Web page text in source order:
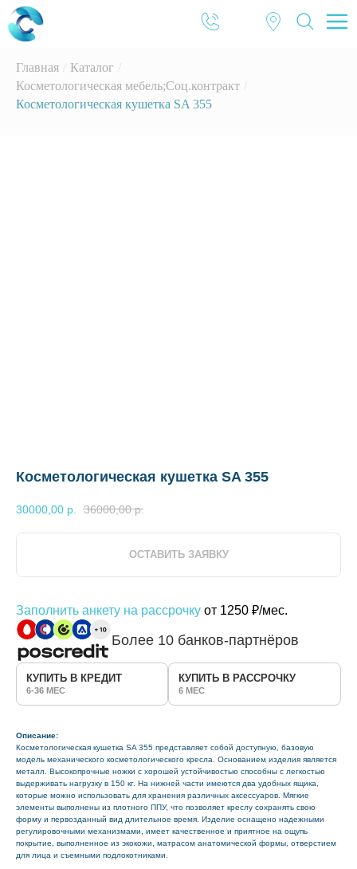
Главная Каталог
Косметологическая мебель;Соц.контракт
Косметологическая кушетка SA 355
Косметологическая кушетка SA 355
30000,00 р. 36000,00 р.
ОСТАВИТЬ ЗАЯВКУ
Заполнить анкету на рассрочку от 1250 ₽/мес.
Более 10 банков-партнёров
КУПИТЬ В КРЕДИТ
6-36 МЕС
КУПИТЬ В РАССРОЧКУ
6 МЕС
Описание:
Косметологическая кушетка SA 355 представляет собой доступную, базовую
модель механического косметологического кресла. Основанием изделия является
металл. Высокопрочные ножки с хорошей устойчивостью способны с легкостью
выдерживать нагрузку в 150 кг. На нижней части имеются два удобных ящика,
которые можно использовать для хранения различных аксессуаров. Мягкие
элементы выполнены из плотного ППУ, что позволяет креслу сохранять свою
форму и первозданный вид длительное время. Изделие оснащено надежными
регулировочными механизмами, имеет качественное и приятное на ощупь
покрытие, выполненное из экокожи, матрасом анатомической формы, отверстием
для лица и съемными подлокотниками.